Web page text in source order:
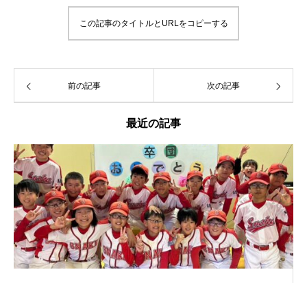
この記事のタイトルとURLをコピーする
前の記事 次の記事
最近の記事